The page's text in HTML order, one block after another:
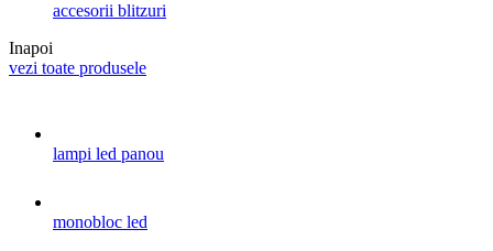
accesorii blitzuri
Inapoi
vezi toate produsele
lampi led panou
monobloc led